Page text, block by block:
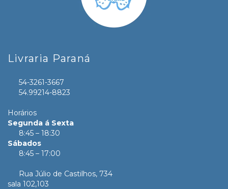
Livraria Paraná
54-3261-3667
54.99214-8823
Horários
Segunda á Sexta
8:45 – 18:30
Sábados
8:45 – 17:00
Rua Júlio de Castilhos, 734
sala 102,103